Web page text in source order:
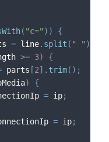
( "c=" ) )
{
= line. split ( " " )
>= 3)
{
parts [2] . trim( ) ;
)
{
= ip;
= ip;